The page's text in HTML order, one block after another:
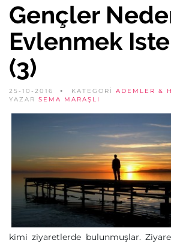
Gençler
Evlenmek
(3)
25-10-2016 KATEGORİ ADEMLER &
YAZAR SEMA MARAŞLI
kimi ziyaretlerde bulunmuşlar.